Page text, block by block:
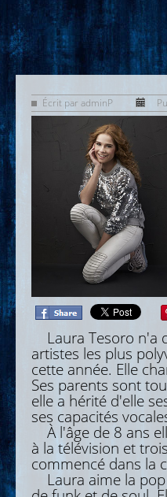
Écrit par adminP
Laura Tesoro n'a
artistes les plus
cette année. Elle
Ses parents sont
elle a hérité d'elle
ses capacités
À l'âge de 8 ans
à la télévision et
commencé dans la
Laura aime la